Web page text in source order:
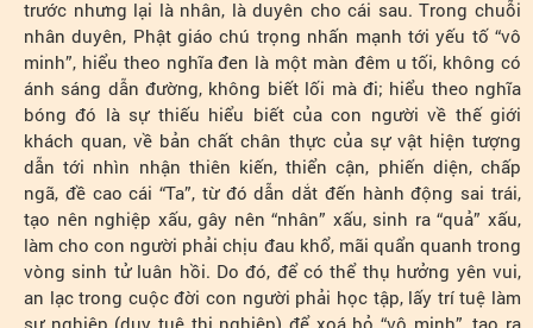
trước nhưng lại là nhân, là duyên cho cái sau. Trong chuỗi
nhân duyên, Phật giáo chú trọng nhấn mạnh tới yếu tố “vô
minh”, hiểu theo nghĩa đen là một màn đêm u tối, không có
ánh sáng dẫn đường, không biết lối mà đi; hiểu theo nghĩa
bóng đó là sự thiếu hiểu biết của con người về thế giới
khách quan, về bản chất chân thực của sự vật hiện tượng
dẫn tới nhìn nhận thiên kiến, thiển cận, phiến diện, chấp
ngã, đề cao cái “Ta”, từ đó dẫn dắt đến hành động sai trái,
tạo nên nghiệp xấu, gây nên “nhân” xấu, sinh ra “quả” xấu,
làm cho con người phải chịu đau khổ, mãi quẩn quanh trong
vòng sinh tử luân hồi. Do đó, để có thể thụ hưởng yên vui,
an lạc trong cuộc đời con người phải học tập, lấy trí tuệ làm